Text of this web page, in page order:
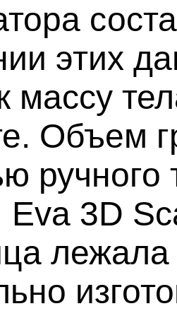
этих
массу
Объем
ручного
3D